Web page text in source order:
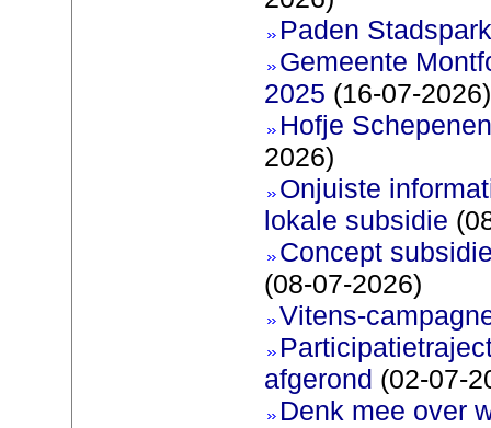
Paden
Gemeente
2025 (16-07-2026)
Hofje
2026)
Onjuiste
lokale subsidie
Concept
(08-07-2026)
Vitens-
afgerond (02-07-
Denk mee over